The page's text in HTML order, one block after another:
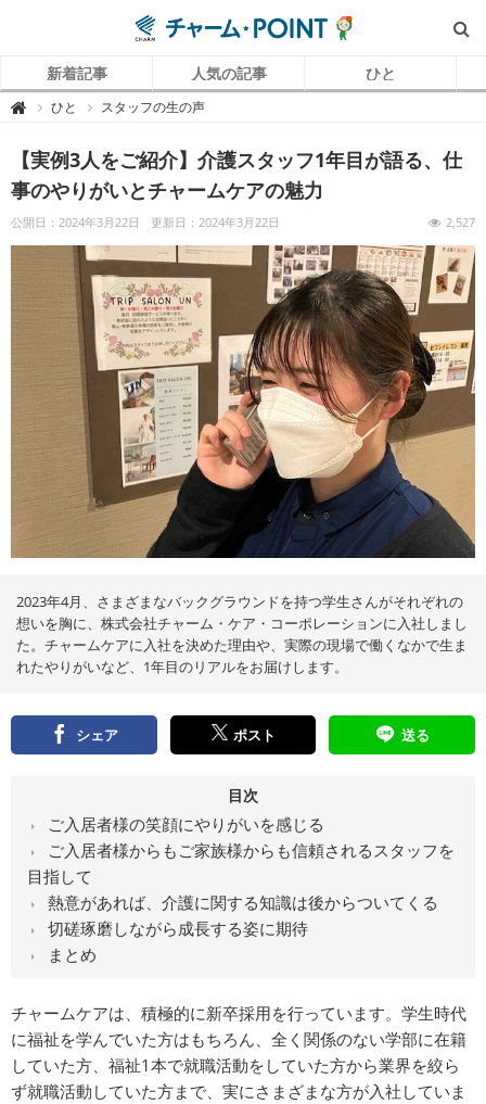
新着記事 人気の記事 ひと
 チ
P
O
I
N
（
ャ
リ
え
デ
ひと スタッフの生の声
【実例3人をご紹介】介護スタッフ1年目が語る、仕
事のやりがいとチャームケアの魅力
公開日：2024年3月22日 更新日：2024年3月22日 2,527
2023年4月、さまざまなバックグラウンドを持つ学生さんがそれぞれの
想いを胸に、株式会社チャーム・ケア・コーポレーションに入社しまし
た。チャームケアに入社を決めた理由や、実際の現場で働くなかで生ま
れたやりがいなど、1年目のリアルをお届けします。
シェア ポスト 送る
目次
ご入居者様の笑顔にやりがいを感じる
ご入居者様からもご家族様からも信頼されるスタッフを
目指して
熱意があれば、介護に関する知識は後からついてくる
切磋琢磨しながら成長する姿に期待
まとめ
チャームケアは、積極的に新卒採用を行っています。学生時代
に福祉を学んでいた方はもちろん、全く関係のない学部に在籍
していた方、福祉1本で就職活動をしていた方から業界を絞ら
ず就職活動していた方まで、実にさまざまな方が入社していま